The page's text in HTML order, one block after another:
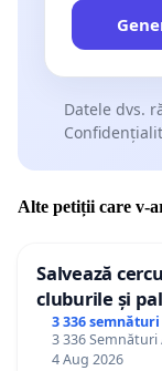
Datele dvs.
Alte petiții care v-
Salvează
cluburile și
3 336 semnături
3 336 Semnături
4 Aug 2026